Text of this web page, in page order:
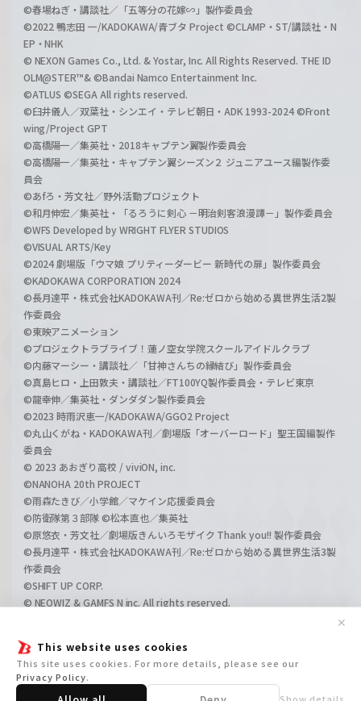
This website uses cookies
This site uses cookies. For more details, please see our
Privacy Policy.
Show details
✕
©春場ねぎ・講談社／「五等分の花嫁∽」製作委員会
©2022 鴨志田 一/KADOKAWA/青ブタ Project ©CLAMP・ST/講談社・N
EP・NHK
© NEXON Games Co., Ltd. & Yostar, Inc. All Rights Reserved. THE ID
OLM@STER™& ©Bandai Namco Entertainment Inc.
©ATLUS ©SEGA All rights reserved.
©臼井儀人／双葉社・シンエイ・テレビ朝日・ADK 1993-2024 ©Front
wing/Project GPT
©高橋陽一／集英社・2018キャプテン翼製作委員会
©高橋陽一／集英社・キャプテン翼シーズン２ ジュニアユース編製作委
員会
©あfろ・芳文社／野外活動プロジェクト
©和月伸宏／集英社・「るろうに剣心 －明治剣客浪漫譚－」製作委員会
©WFS Developed by WRIGHT FLYER STUDIOS
©VISUAL ARTS/Key
©2024 劇場版「ウマ娘 プリティーダービー 新時代の扉」製作委員会
©KADOKAWA CORPORATION 2024
©長月達平・株式会社KADOKAWA刊／Re:ゼロから始める異世界生活2製
作委員会
©東映アニメーション
©プロジェクトラブライブ！蓮ノ空女学院スクールアイドルクラブ
©内藤マーシー・講談社／「甘神さんちの縁結び」製作委員会
©真島ヒロ・上田敦夫・講談社／FT100YQ製作委員会・テレビ東京
©龍幸伸／集英社・ダンダダン製作委員会
©2023 時雨沢恵一/KADOKAWA/GGO2 Project
©丸山くがね・KADOKAWA刊／劇場版「オーバーロード」聖王国編製作
委員会
© 2023 あおぎり高校 / viviON, inc.
©NANOHA 20th PROJECT
©雨森たきび／小学館／マケイン応援委員会
©防衛隊第３部隊 ©松本直也／集英社
©原悠衣・芳文社／劇場版きんいろモザイク Thank you!! 製作委員会
©長月達平・株式会社KADOKAWA刊／Re:ゼロから始める異世界生活3製
作委員会
©SHIFT UP CORP.
© NEOWIZ & GAMFS N inc. All rights reserved.
©GIRLS und PANZER Film Projekt
©GIRLS und PANZER Finale Projekt